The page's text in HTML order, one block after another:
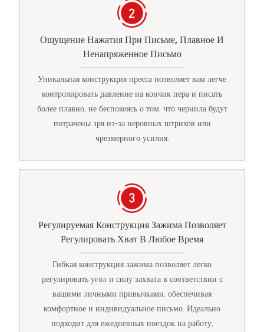
Ощущение Нажатия При Письме, Плавное И
Ненапряженное Письмо
Уникальная конструкция пресса позволяет вам легче
контролировать давление на кончик пера и писать
более плавно, не беспокоясь о том, что чернила будут
потрачены зря из-за неровных штрихов или
чрезмерного усилия.
Регулируемая Конструкция Зажима Позволяет
Регулировать Хват В Любое Время
Гибкая конструкция зажима позволяет легко
регулировать угол и силу захвата в соответствии с
вашими личными привычками, обеспечивая
комфортное и индивидуальное письмо. Идеально
подходит для ежедневных поездок на работу,